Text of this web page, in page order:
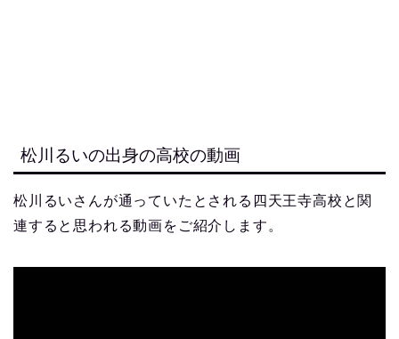
松川るいの出身の高校の動画
松川るいさんが通っていたとされる四天王寺高校と関
連すると思われる動画をご紹介します。